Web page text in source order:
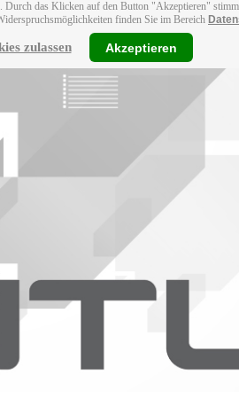
das Klicken auf den Button "Akzeptieren"
finden Sie im Bereich
zulassen Akzeptieren